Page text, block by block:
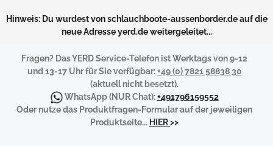
Hinweis: Du wurdest von schlauchboote-aussenborder.de auf die
neue Adresse yerd.de weitergeleitet...
Fragen? Das YERD Service-Telefon ist Werktags von 9-12
und 13-17 Uhr für Sie verfügbar:+49 (0) 7821 58838 30
(aktuell nicht besetzt).
WhatsApp(NUR Chat):+491796159552
Oder nutze das Produktfragen-Formular auf der jeweiligen
Produktseite... HIER>>